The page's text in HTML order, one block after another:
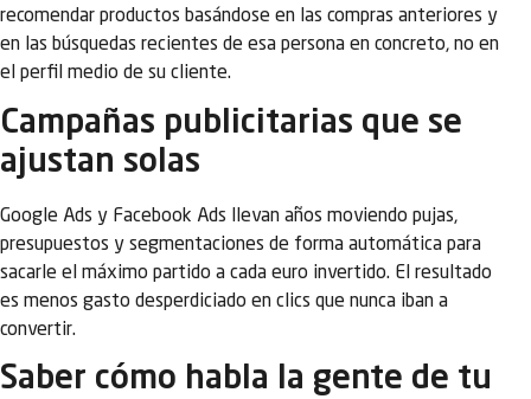
recomendar productos basándose en las compras anteriores y
en las búsquedas recientes de esa persona en concreto, no en
el perfil medio de su cliente.
Campañas publicitarias que se
ajustan solas
Google Ads y Facebook Ads llevan años moviendo pujas,
presupuestos y segmentaciones de forma automática para
sacarle el máximo partido a cada euro invertido. El resultado
es menos gasto desperdiciado en clics que nunca iban a
convertir.
Saber cómo habla la gente de tu